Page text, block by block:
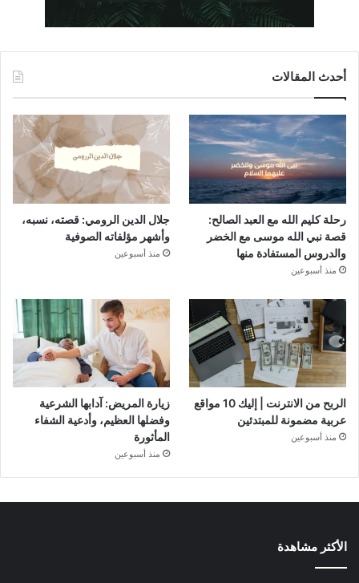
أحدث المقالات
رحلة كليم الله مع العبد الصالح:
قصة نبي الله موسى مع الخضر
والدروس المستفادة منها
منذ أسبوعين
جلال الدين الرومي: قصته، نسبه،
وأشهر مؤلفاته الصوفية
منذ أسبوعين
الربح من الانترنت | إليك 10 مواقع
عربية مضمونة للمبتدئين
منذ أسبوعين
زيارة المريض: آدابها الشرعية
وفضلها العظيم، وأدعية الشفاء
المأثورة
منذ أسبوعين
الأكثر مشاهدة